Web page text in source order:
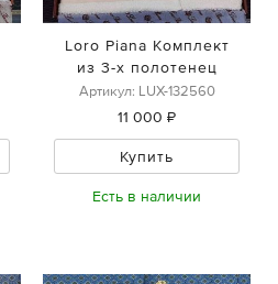
Loro Piana Комплект
из 3-х полотенец
Артикул: LUX-132560
11 000 ₽
Купить
Есть в наличии